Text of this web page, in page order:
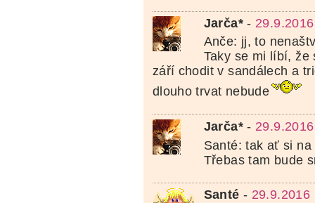
Jarča*-
Anče: jj, to
Taky se mi líbí, že
září chodit v sandálech a
dlouho trvat nebude
Jarča*-
Santé: tak ať si
Třebas tam bude
Santé - 29.9.2016